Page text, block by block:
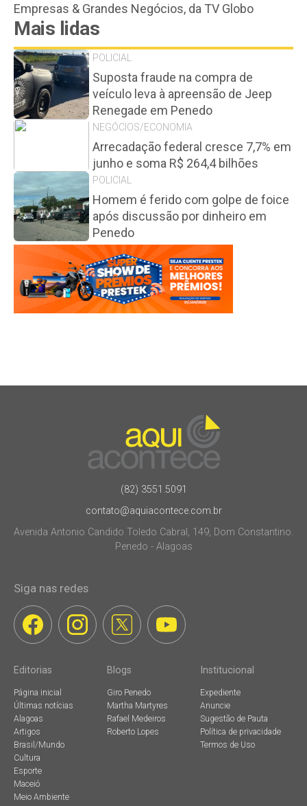
Empresas & Grandes Negócios, da TV Globo
Mais lidas
POLICIAL
Suposta fraude na compra de
veículo leva à apreensão de Jeep
Renegade em Penedo
NEGÓCIOS/ECONOMIA
Arrecadação federal cresce 7,7% em
junho e soma R$ 264,4 bilhões
POLICIAL
Homem é ferido com golpe de foice
após discussão por dinheiro em
Penedo
(82) 3551.5091
contato@aquiacontece.com.br
Avenida Antonio Candido Toledo Cabral, 149, Dom Constantino.
Penedo - Alagoas
Siga nas redes
Editorias
Página inicial
Últimas notícias
Alagoas
Artigos
Brasil/Mundo
Cultura
Esporte
Maceió
Meio Ambiente
Blogs
Giro Penedo
Martha Martyres
Rafael Medeiros
Roberto Lopes
Institucional
Expediente
Anuncie
Sugestão de Pauta
Política de privacidade
Termos de Uso